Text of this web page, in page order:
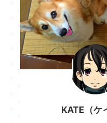
KATE（ケ